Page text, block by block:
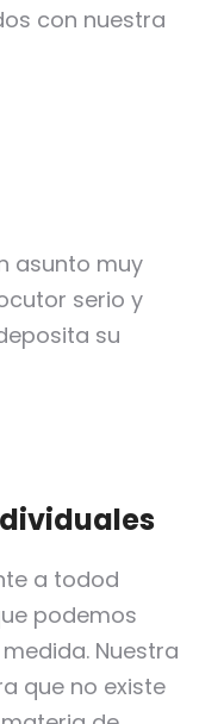
con nuestra
asunto muy
serio y
su
a todod
podemos
Nuestra
que no existe